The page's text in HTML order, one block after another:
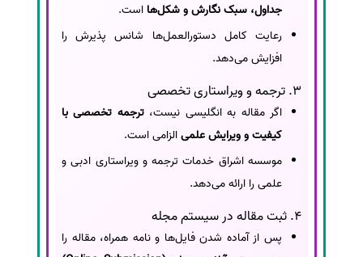
جداول، سبک نگارش و شکل‌ها است.
رعایت کامل دستورالعمل‌ها شانس پذیرش را
افزایش می‌دهد.
3. ترجمه و ویراستاری تخصصی
اگر مقاله به انگلیسی نیست،ترجمه تخصصی با
کیفیت و ویرایش علمیالزامی است.
موسسه اشراق خدمات ترجمه و ویراستاری ادبی و
علمی را ارائه می‌دهد.
4. ثبت مقاله در سیستم مجله
پس از آماده شدن فایل‌ها و نامه همراه، مقاله را